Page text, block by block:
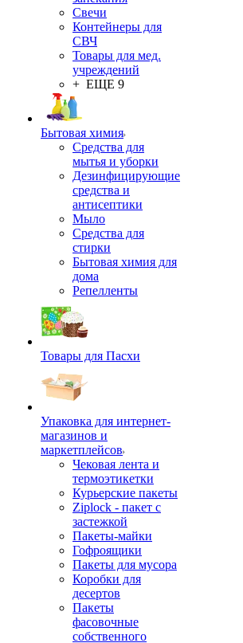
Свечи
Контейнеры для
СВЧ
Товары для мед.
учреждений
+ ЕЩЕ 9
Бытовая химия
Средства для
мытья и уборки
Дезинфицирующие
средства и
антисептики
Мыло
Средства для
стирки
Бытовая химия для
дома
Репелленты
Товары для Пасхи
Упаковка для интернет-
магазинов и
маркетплейсов
Чековая лента и
термоэтикетки
Курьерские пакеты
Ziplock - пакет с
застежкой
Пакеты-майки
Гофроящики
Пакеты для мусора
Коробки для
десертов
Пакеты
фасовочные
собственного